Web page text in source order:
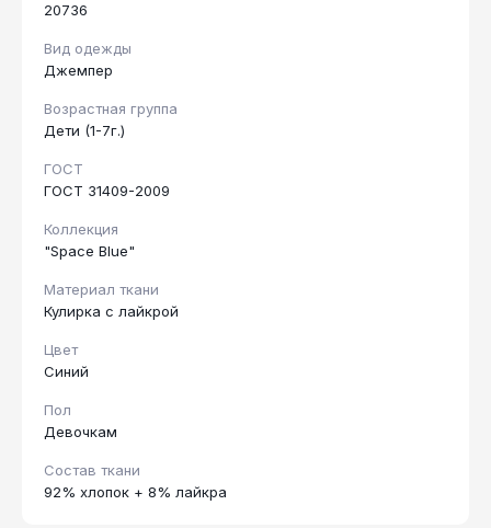
20736
Вид одежды
Джемпер
Возрастная группа
Дети (1-7г.)
ГОСТ
ГОСТ 31409-2009
Коллекция
"Space Blue"
Материал ткани
Кулирка с лайкрой
Цвет
Синий
Пол
Девочкам
Состав ткани
92% хлопок + 8% лайкра